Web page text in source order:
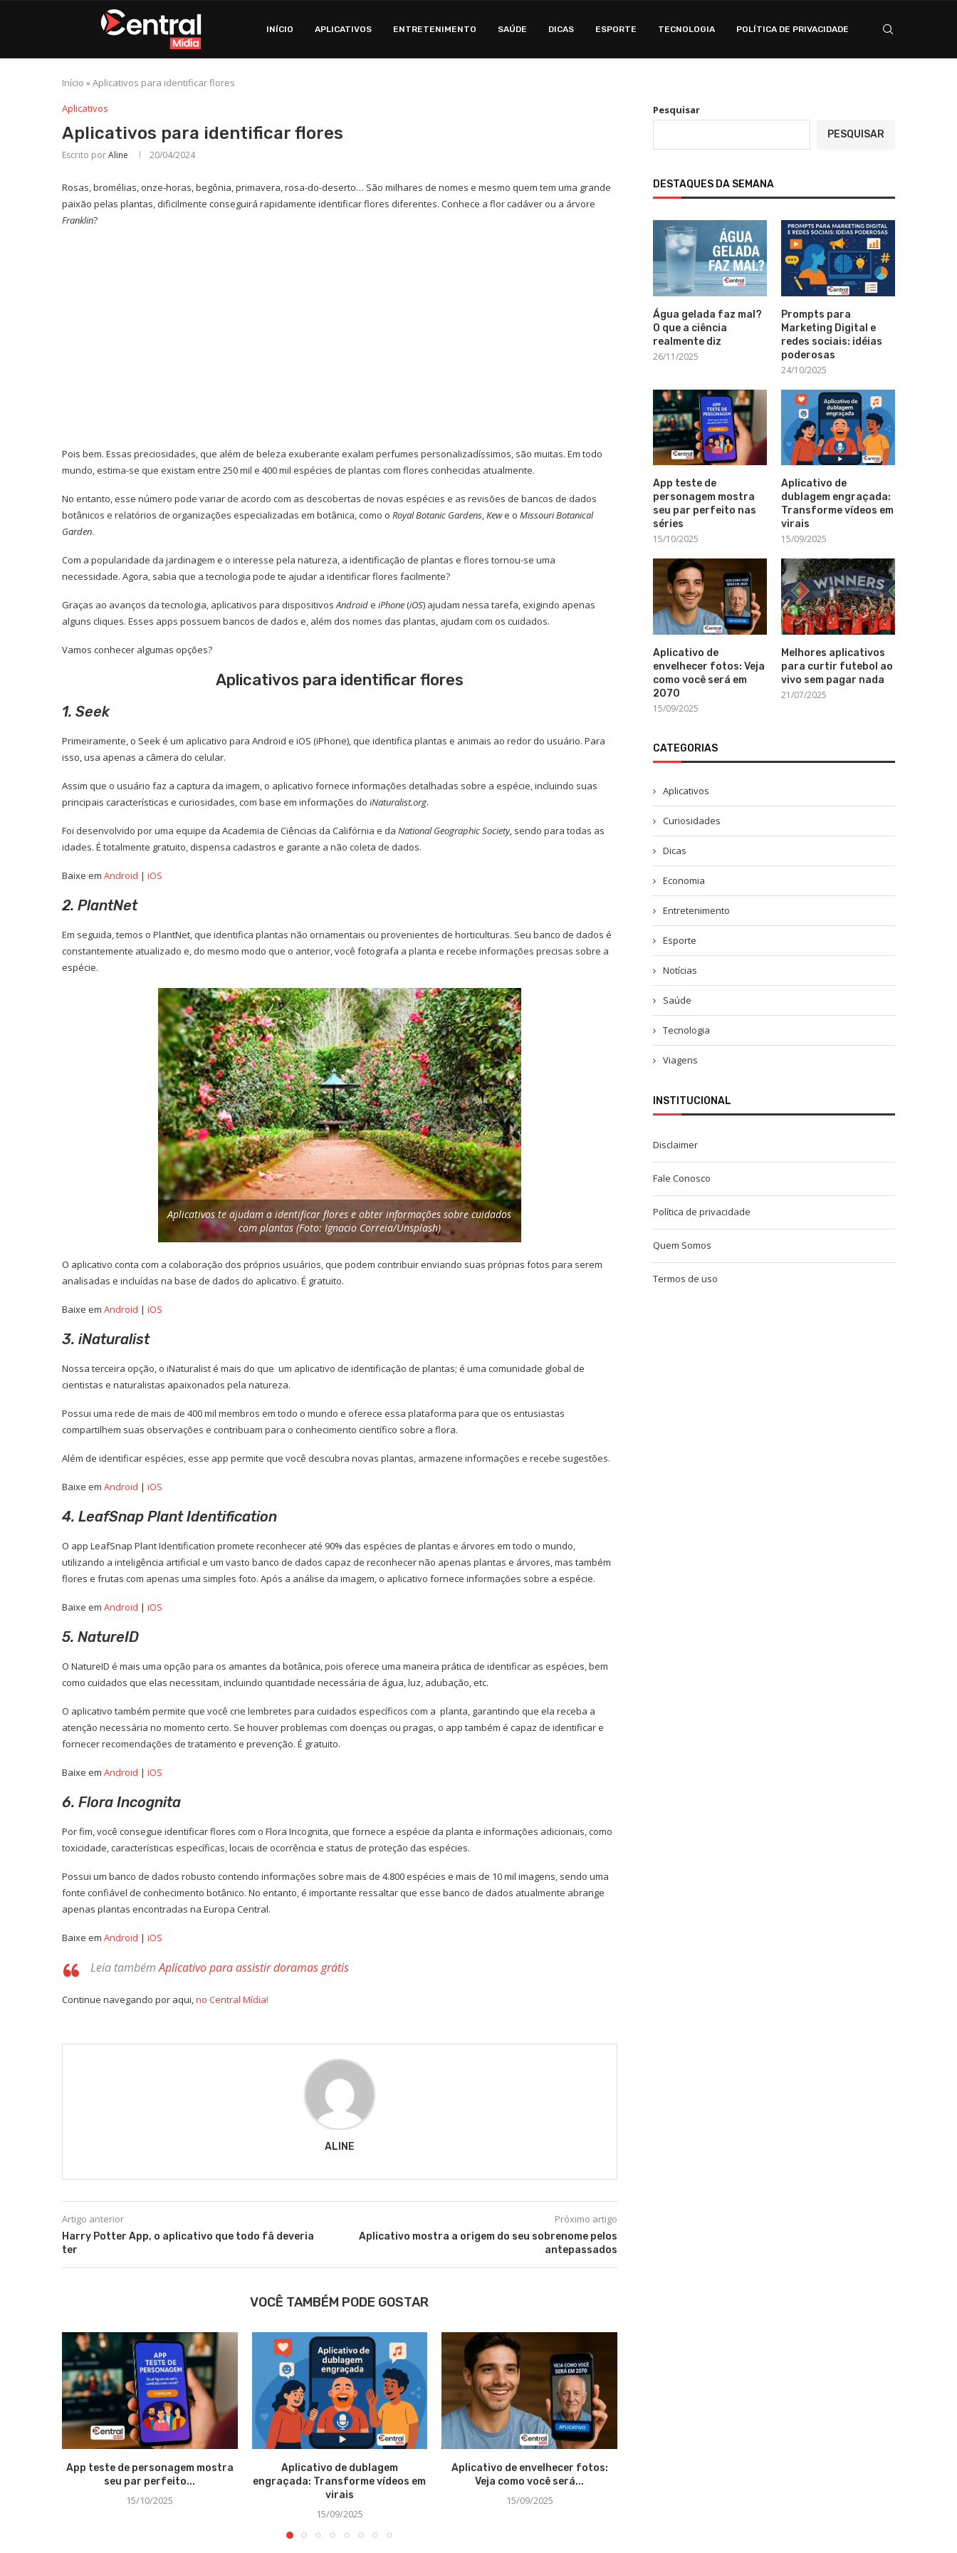
INÍCIO APLICATIVOS ENTRETENIMENTO SAÚDE DICAS ESPORTE TECNOLOGIA POLÍTICA DE PRIVACIDADE
Início »Aplicativos para identificar flores
Aplicativos
Aplicativos para identificar flores
Escrito porAline 20/04/2024
Rosas, bromélias, onze-horas, begônia, primavera, rosa-do-deserto… São milhares de nomes e mesmo quem tem uma grande
paixão pelas plantas, dificilmente conseguirá rapidamente identificar flores diferentes. Conhece a flor cadáver ou a árvore
Franklin?
Pois bem. Essas preciosidades, que além de beleza exuberante exalam perfumes personalizadíssimos, são muitas. Em todo
mundo, estima-se que existam entre 250 mil e 400 mil espécies de plantas com flores conhecidas atualmente.
No entanto, esse número pode variar de acordo com as descobertas de novas espécies e as revisões de bancos de dados
botânicos e relatórios de organizações especializadas em botânica, como o Royal Botanic Gardens,Kewe o Missouri Botanical
Garden.
Com a popularidade da jardinagem e o interesse pela natureza, a identificação de plantas e flores tornou-se uma
necessidade. Agora, sabia que a tecnologia pode te ajudar a identificar flores facilmente?
Graças ao avanços da tecnologia, aplicativos para dispositivosAndroide iPhone(iOS) ajudam nessa tarefa, exigindo apenas
alguns cliques. Esses apps possuem bancos de dados e, além dos nomes das plantas, ajudam com os cuidados.
Vamos conhecer algumas opções?
Aplicativos para identificar flores
1. Seek
Primeiramente, o Seek é um aplicativo para Android e iOS (iPhone), que identifica plantas e animais ao redor do usuário. Para
isso, usa apenas a câmera do celular.
Assim que o usuário faz a captura da imagem, o aplicativo fornece informações detalhadas sobre a espécie, incluindo suas
principais características e curiosidades, com base em informações do iNaturalist.org.
Foi desenvolvido por uma equipe da Academia de Ciências da Califórnia e da National Geographic Society, sendo para todas as
idades. É totalmente gratuito, dispensa cadastros e garante a não coleta de dados.
Baixe em Android | iOS
2. PlantNet
Em seguida, temos o PlantNet, que identifica plantas não ornamentais ou provenientes de horticulturas. Seu banco de dados é
constantemente atualizado e, do mesmo modo que o anterior, você fotografa a planta e recebe informações precisas sobre a
espécie.
Aplicativos te ajudam a identificar flores e obter informações sobre cuidados
com plantas (Foto: Ignacio Correia/Unsplash)
O aplicativo conta com a colaboração dos próprios usuários, que podem contribuir enviando suas próprias fotos para serem
analisadas e incluídas na base de dados do aplicativo. É gratuito.
Baixe em Android | iOS
3. iNaturalist
Nossa terceira opção, o iNaturalist é mais do que um aplicativo de identificação de plantas; é uma comunidade global de
cientistas e naturalistas apaixonados pela natureza.
Possui uma rede de mais de 400 mil membros em todo o mundo e oferece essa plataforma para que os entusiastas
compartilhem suas observações e contribuam para o conhecimento científico sobre a flora.
Além de identificar espécies, esse app permite que você descubra novas plantas, armazene informações e recebe sugestões.
Baixe em Android | iOS
4. LeafSnap Plant Identification
O app LeafSnap Plant Identification promete reconhecer até 90% das espécies de plantas e árvores em todo o mundo,
utilizando a inteligência artificial e um vasto banco de dados capaz de reconhecer não apenas plantas e árvores, mas também
flores e frutas com apenas uma simples foto. Após a análise da imagem, o aplicativo fornece informações sobre a espécie.
Baixe em Android | iOS
5. NatureID
O NatureID é mais uma opção para os amantes da botânica, pois oferece uma maneira prática de identificar as espécies, bem
como cuidados que elas necessitam, incluindo quantidade necessária de água, luz, adubação, etc.
O aplicativo também permite que você crie lembretes para cuidados específicos com a planta, garantindo que ela receba a
atenção necessária no momento certo. Se houver problemas com doenças ou pragas, o app também é capaz de identificar e
fornecer recomendações de tratamento e prevenção. É gratuito.
Baixe em Android | iOS
6. Flora Incognita
Por fim, você consegue identificar flores com o Flora Incognita, que fornece a espécie da planta e informações adicionais, como
toxicidade, características específicas, locais de ocorrência e status de proteção das espécies.
Possui um banco de dados robusto contendo informações sobre mais de 4.800 espécies e mais de 10 mil imagens, sendo uma
fonte confiável de conhecimento botânico. No entanto, é importante ressaltar que esse banco de dados atualmente abrange
apenas plantas encontradas na Europa Central.
Baixe em Android | iOS
Leia tambémAplicativo para assistir doramas grátis
Continue navegando por aqui,no Central Mídia!
ALINE
Artigo anterior
Harry Potter App, o aplicativo que todo fã deveria
ter
Próximo artigo
Aplicativo mostra a origem do seu sobrenome pelos
antepassados
VOCÊ TAMBÉM PODE GOSTAR
App teste de personagem mostra
seu par perfeito...
15/10/2025
Aplicativo de dublagem
engraçada: Transforme vídeos em
virais
15/09/2025
Aplicativo de envelhecer fotos:
Veja como você será...
15/09/2025
Pesquisar
PESQUISAR
DESTAQUES DA SEMANA
Água gelada faz mal?
O que a ciência
realmente diz
26/11/2025
Prompts para
Marketing Digital e
redes sociais: idéias
poderosas
24/10/2025
App teste de
personagem mostra
seu par perfeito nas
séries
15/10/2025
Aplicativo de
dublagem engraçada:
Transforme vídeos em
virais
15/09/2025
Aplicativo de
envelhecer fotos: Veja
como você será em
2070
15/09/2025
Melhores aplicativos
para curtir futebol ao
vivo sem pagar nada
21/07/2025
CATEGORIAS
Aplicativos
Curiosidades
Dicas
Economia
Entretenimento
Esporte
Notícias
Saúde
Tecnologia
Viagens
INSTITUCIONAL
Disclaimer
Fale Conosco
Política de privacidade
Quem Somos
Termos de uso